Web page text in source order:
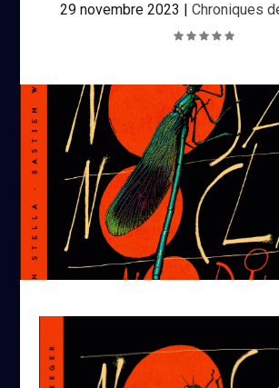
29 novembre 2023 | Chroniques